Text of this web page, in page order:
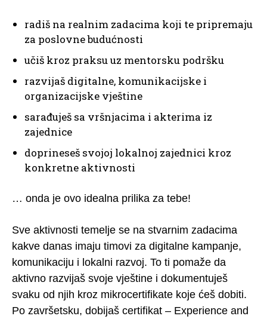
radiš na realnim zadacima koji te pripremaju
za poslovne budućnosti
učiš kroz praksu uz mentorsku podršku
razvijaš digitalne, komunikacijske i
organizacijske vještine
sarađuješ sa vršnjacima i akterima iz
zajednice
doprineseš svojoj lokalnoj zajednici kroz
konkretne aktivnosti
… onda je ovo idealna prilika za tebe!
Sve aktivnosti temelje se na stvarnim zadacima
kakve danas imaju timovi za digitalne kampanje,
komunikaciju i lokalni razvoj. To ti pomaže da
aktivno razvijaš svoje vještine i dokumentuješ
svaku od njih kroz mikrocertifikate koje ćeš dobiti.
Po završetsku, dobijaš certifikat – Experience and